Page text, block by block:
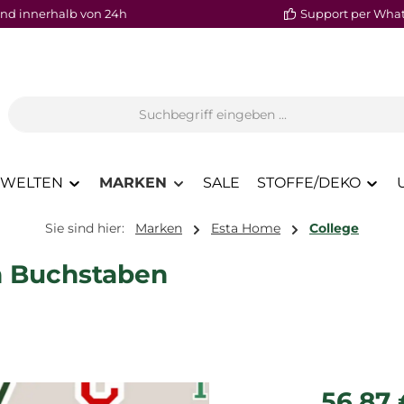
innerhalb von 24h Support per
MARKEN SALE STOFFE/DEKO
Sie sind hier: Marken Esta Home College
Buchstaben
Regulärer